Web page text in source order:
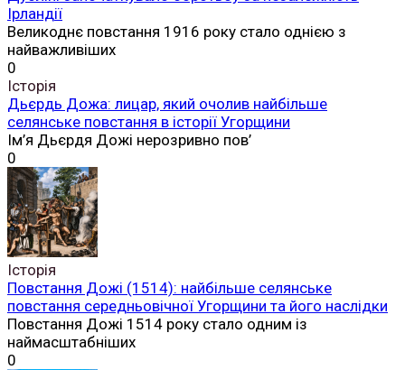
Ірландії
Великоднє повстання 1916 року стало однією з
найважливіших
0
Історія
Дьєрдь Дожа: лицар, який очолив найбільше
селянське повстання в історії Угорщини
Ім’я Дьєрдя Дожі нерозривно пов’
0
Історія
Повстання Дожі (1514): найбільше селянське
повстання середньовічної Угорщини та його наслідки
Повстання Дожі 1514 року стало одним із
наймасштабніших
0